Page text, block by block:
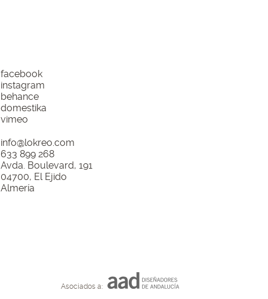
facebook
instagram
behance
domestika
vimeo
info@lokreo.com
633 899 268
Avda. Boulevard, 191
04700, El Ejido
Almería
Asociados a: